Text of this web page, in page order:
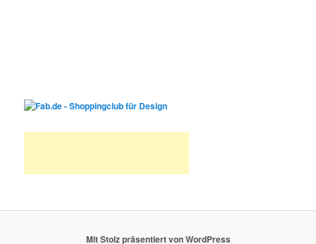
Mit Stolz präsentiert von WordPress